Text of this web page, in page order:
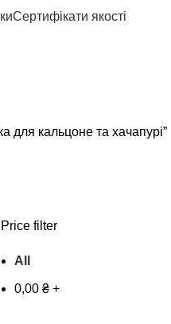
Сертифікати якості
для кальцоне та хачапурі”
Price filter
All
0,00 ₴ +